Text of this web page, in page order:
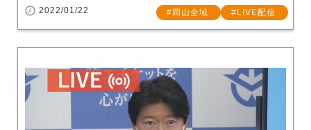
2022/01/22 岡山全域 LIVE配信